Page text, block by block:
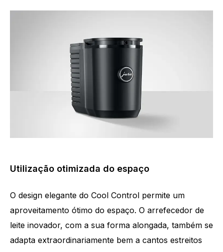
Utilização otimizada do espaço
O design elegante do Cool Control permite um
aproveitamento ótimo do espaço. O arrefecedor de
leite inovador, com a sua forma alongada, também se
adapta extraordinariamente bem a cantos estreitos